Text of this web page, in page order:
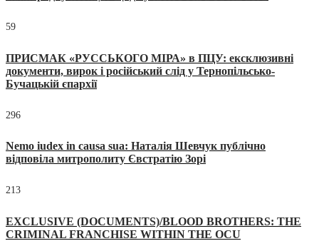
59
ПРИСМАК «РУССЬКОГО МІРА» в ПЦУ: ексклюзивні
документи, вирок і російський слід у Тернопільсько-
Бучацькій єпархії
296
Nemo iudex in causa sua: Наталія Шевчук публічно
відповіла митрополиту Євстратію Зорі
213
EXCLUSIVE (DOCUMENTS)/BLOOD BROTHERS: THE
CRIMINAL FRANCHISE WITHIN THE OCU